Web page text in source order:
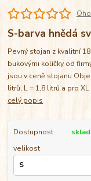
S-barva hnědá
Pevný stojan z kvalitní
bukovými kolíčky od
jsou v ceně stojanu
litrů, L = 1,8 litrů a pro
celý popis
Dostupnost
velikost